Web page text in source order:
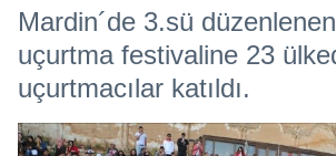
Mardin´de 3.sü
uçurtma festivaline 23
uçurtmacılar katıldı.